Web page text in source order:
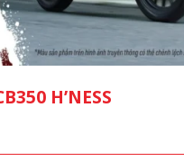
H’NESS